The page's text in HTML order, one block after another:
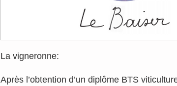
La vigneronne:
Après l’obtention d’un diplôme BTS